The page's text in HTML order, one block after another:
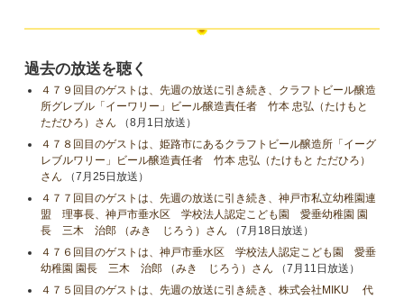
過去の放送を聴く
４７９回目のゲストは、先週の放送に引き続き、クラフトビール醸造
所グレブル「イーワリー」ビール醸造責任者 竹本 忠弘（たけもと
ただひろ）さん （8月1日放送）
４７８回目のゲストは、姫路市にあるクラフトビール醸造所「イーグ
レブルワリー」ビール醸造責任者 竹本 忠弘（たけもと ただひろ）
さん （7月25日放送）
４７７回目のゲストは、先週の放送に引き続き、神戸市私立幼稚園連
盟 理事長、神戸市垂水区 学校法人認定こども園 愛垂幼稚園 園
長 三木 治郎 （みき じろう）さん （7月18日放送）
４７６回目のゲストは、神戸市垂水区 学校法人認定こども園 愛垂
幼稚園 園長 三木 治郎 （みき じろう）さん （7月11日放送）
４７５回目のゲストは、先週の放送に引き続き、株式会社MIKU 代